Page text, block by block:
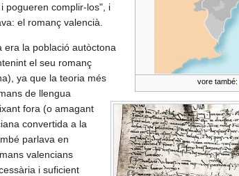
vore també:
pogueren complir-los", i
el romanç valencià.
era la població autòctona
el seu romanç
ya que la teoria més
de llengua
fora (o amagant
convertida a la
parlava en
valencians
i suficient